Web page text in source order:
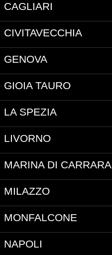
CAGLIARI
CIVITAVECCHIA
GENOVA
GIOIA TAURO
LA SPEZIA
LIVORNO
MARINA DI CARRARA
MILAZZO
MONFALCONE
NAPOLI